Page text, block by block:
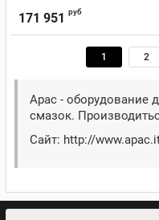
171 951 руб
1 2
Apac - оборудование
смазок.
Сайт: http://